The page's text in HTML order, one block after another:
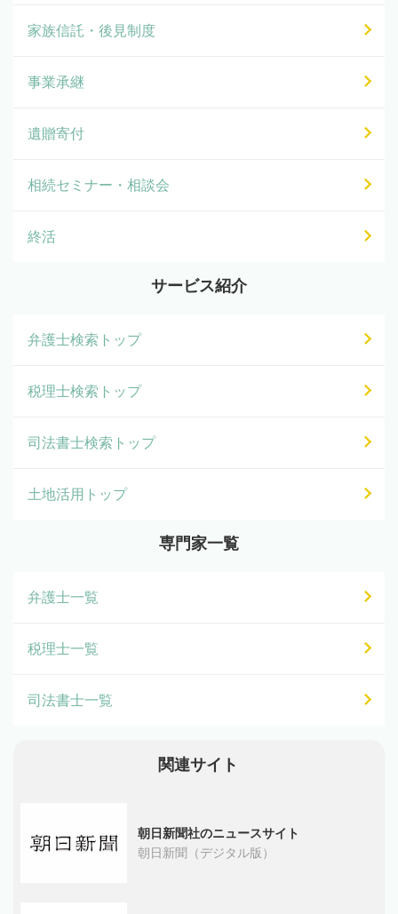
家族信託・後見制度
事業承継
遺贈寄付
相続セミナー・相談会
終活
サービス紹介
弁護士検索トップ
税理士検索トップ
司法書士検索トップ
土地活用トップ
専門家一覧
弁護士一覧
税理士一覧
司法書士一覧
関連サイト
朝日新聞社のニュースサイト
朝日新聞（デジタル版）